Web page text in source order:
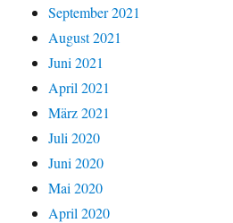
September 2021
August 2021
Juni 2021
April 2021
März 2021
Juli 2020
Juni 2020
Mai 2020
April 2020